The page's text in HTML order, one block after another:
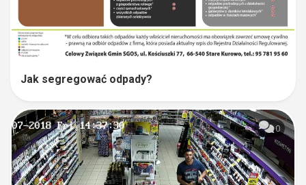
Jak segregować odpady?
0